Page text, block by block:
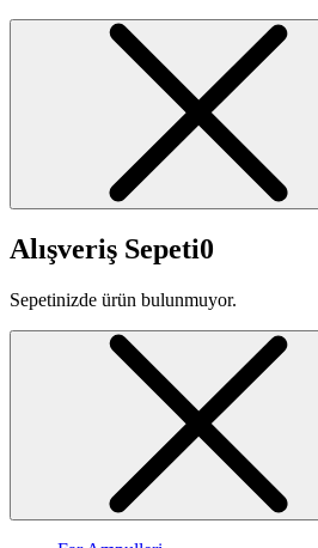
Alışveriş Sepeti0
Sepetinizde ürün bulunmuyor.